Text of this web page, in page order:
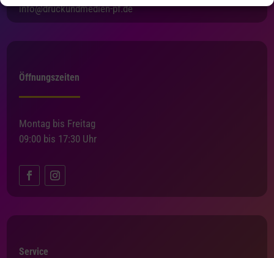
info@druckundmedien-pf.de
Öffnungszeiten
Montag bis Freitag
09:00 bis 17:30 Uhr
Service